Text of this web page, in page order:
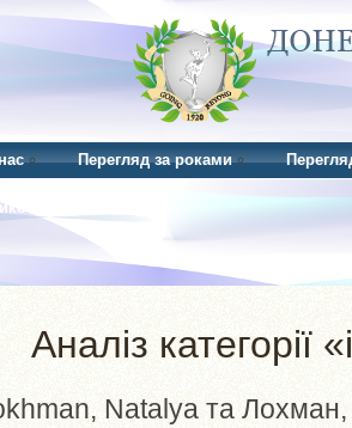
Перегляд за роками
Аналіз категорії
Natalya та Лохман,